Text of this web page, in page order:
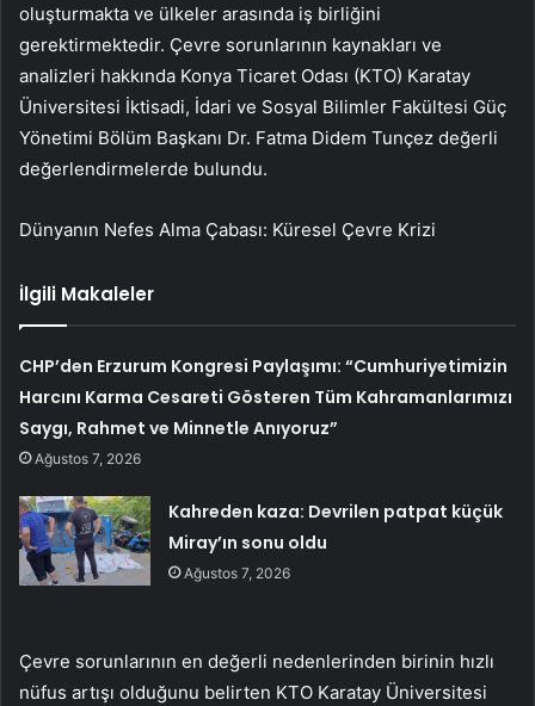
oluşturmakta ve ülkeler arasında iş birliğini
gerektirmektedir. Çevre sorunlarının kaynakları ve
analizleri hakkında Konya Ticaret Odası (KTO) Karatay
Üniversitesi İktisadi, İdari ve Sosyal Bilimler Fakültesi Güç
Yönetimi Bölüm Başkanı Dr. Fatma Didem Tunçez değerli
değerlendirmelerde bulundu.
Dünyanın Nefes Alma Çabası: Küresel Çevre Krizi
İlgili Makaleler
CHP’den Erzurum Kongresi Paylaşımı: “Cumhuriyetimizin
Harcını Karma Cesareti Gösteren Tüm Kahramanlarımızı
Saygı, Rahmet ve Minnetle Anıyoruz”
Ağustos 7, 2026
Kahreden kaza: Devrilen patpat küçük
Miray’ın sonu oldu
Ağustos 7, 2026
Çevre sorunlarının en değerli nedenlerinden birinin hızlı
nüfus artışı olduğunu belirten KTO Karatay Üniversitesi